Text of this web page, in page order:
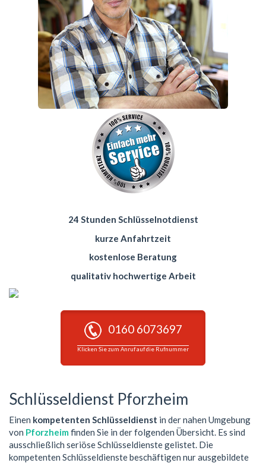
24 Stunden Schlüsselnotdienst
kurze Anfahrtzeit
kostenlose Beratung
qualitativ hochwertige Arbeit
0160 6073697
Klicken Sie zum Anruf auf die Rufnummer
Schlüsseldienst Pforzheim
Einen kompetenten Schlüsseldienst in der nahen Umgebung
von Pforzheim finden Sie in der folgenden Übersicht. Es sind
ausschließlich seriöse Schlüsseldienste gelistet. Die
kompetenten Schlüsseldienste beschäftigen nur ausgebildete